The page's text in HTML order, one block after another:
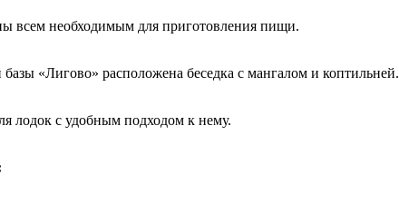
всем необходимым для приготовления пищи.
«Лигово» расположена беседка с мангалом и коптильней.
лодок с удобным подходом к нему.